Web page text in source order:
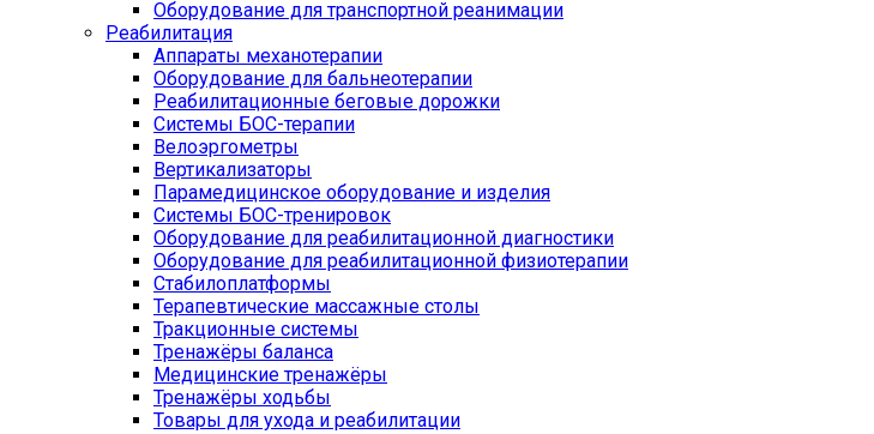
Оборудование для транспортной реанимации
Реабилитация
Аппараты механотерапии
Оборудование для бальнеотерапии
Реабилитационные беговые дорожки
Системы БОС-терапии
Велоэргометры
Вертикализаторы
Парамедицинское оборудование и изделия
Системы БОС-тренировок
Оборудование для реабилитационной диагностики
Оборудование для реабилитационной физиотерапии
Стабилоплатформы
Терапевтические массажные столы
Тракционные системы
Тренажёры баланса
Медицинские тренажёры
Тренажёры ходьбы
Товары для ухода и реабилитации